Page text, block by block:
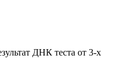
ДНК теста от 3-х